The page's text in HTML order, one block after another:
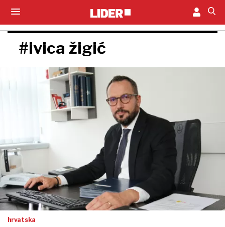
#ivica žigić
hrvatska